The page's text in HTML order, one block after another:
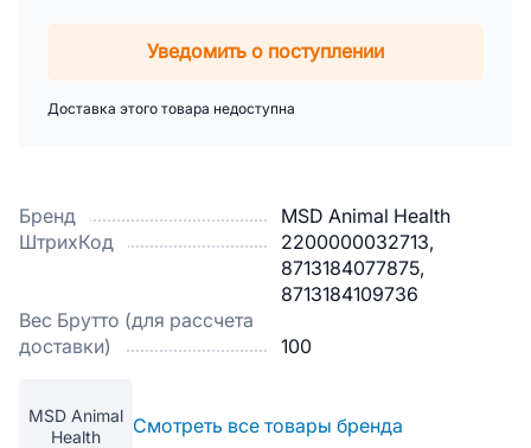
Бренд
MSD Animal Health
ШтрихКод
2200000032713,
8713184077875,
8713184109736
Вес Брутто (для рассчета
доставки)
100
MSD Animal
Health
Смотреть все товары бренда
Уведомить о поступлении
Доставка этого товара недоступна